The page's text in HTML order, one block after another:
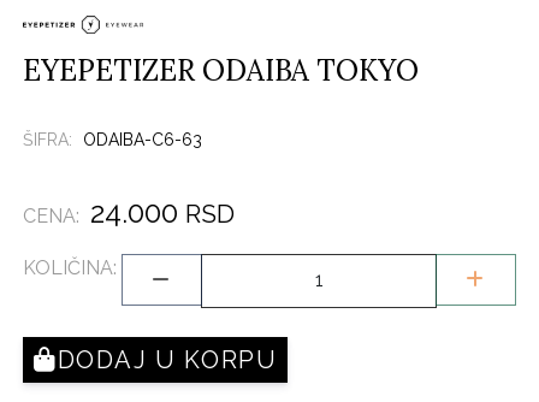
EYEPETIZER ODAIBA TOKYO
ŠIFRA: ODAIBA-C6-63
CENA: 24.000 RSD
KOLIČINA:
DODAJ U KORPU